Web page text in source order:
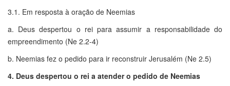
3.1. Em resposta à oração de Neemias
a. Deus despertou o rei para assumir a responsabilidade do
empreendimento (Ne 2.2-4)
b. Neemias fez o pedido para ir reconstruir Jerusalém (Ne 2.5)
4. Deus despertou o rei a atender o pedido de Neemias